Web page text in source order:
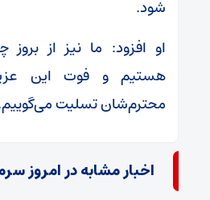
شود.
او افزود: ما نیز از بروز
هستیم و فوت این
محترم‌شان تسلیت
اخبار مشابه در امروز